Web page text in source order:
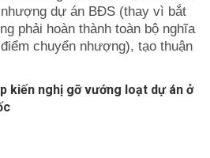
dự án BĐS (thay vì bắt
phải hoàn thành toàn bộ nghĩa
chuyển nhượng), tạo thuận
kiến nghị gỡ vướng loạt dự án ở